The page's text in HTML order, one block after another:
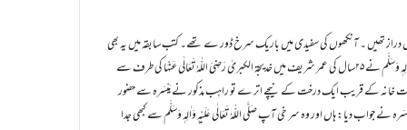
وَاٰلِہٖ وَسَلَّم کی مبارک آنکھیں بڑی (2 ) اور قدر ت الٰہی سے سُرمَگِیں ( 3) اور پلکیں دراز تھیں ۔ آنکھوں کی سفیدی میں باریک سرخ ڈور ے تھے۔ کتب سابقہ میں یہ بھی
آپ صَلَّی اللّٰہُ تَعَالٰی عَلَیْہِ وَاٰلِہٖ وَسَلَّم کی ایک علامت ِنبوت تھی یہی وجہ تھی کہ جب آپ صَلَّی اللّٰہُ تَعَالٰی عَلَیْہِ وَاٰلِہٖ وَسَلَّم نے ۲۵سال کی عمر شریف میں خدیجۃ الکبریٰ رَضِیَ اللّٰہُ تَعَالٰی عَنْہَا کی طرف سے
خانہ کے قریب ایک درخت کے نیچے اتر ے تو راہب مذکور نے مَیْسَرہ سے حضور
دونوں آنکھوں میں سر خی ہے؟ ‘‘ مَیْسَرہ نے جواب دیا: ہاں اور وہ سر خی آپ صَلَّی اللّٰہُ تَعَالٰی عَلَیْہِ وَاٰلِہٖ وَسَلَّم سے کبھی جدا